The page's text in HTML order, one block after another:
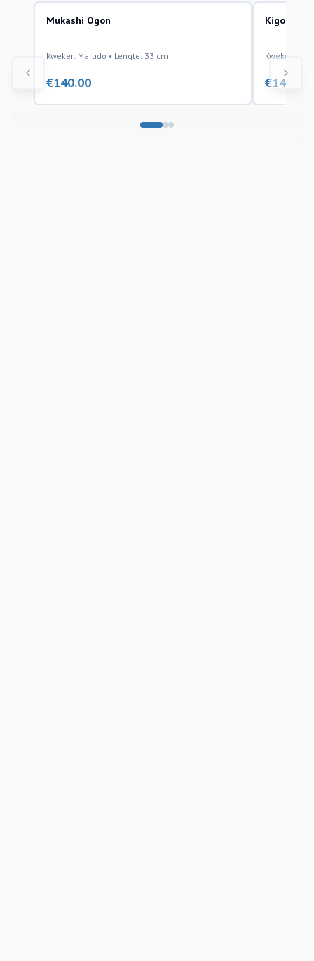
Mukashi Ogon
Kweker: Marudo • Lengte: 33 cm
€140.00
Kigoi
Kweker:
€140.00